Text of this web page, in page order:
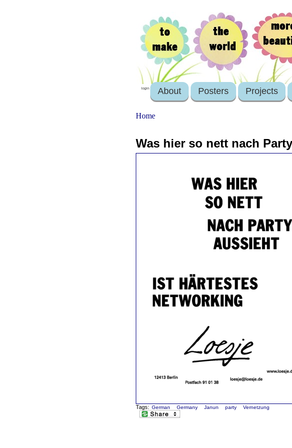
login About Posters Projects
Home
Was hier so nett nach
Tags: German Germany Janun party Vernetzung